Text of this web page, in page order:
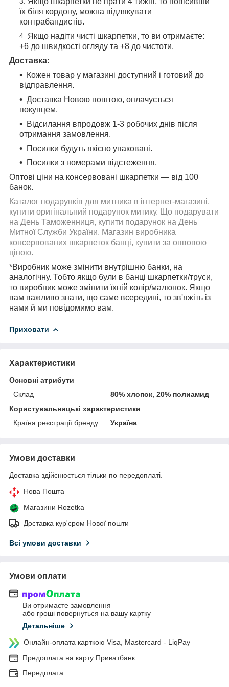
їх біля кордону, можна відлякувати
контрабандистів.
Якщо надіти чисті шкарпетки, то ви отримаєте:
+6 до швидкості огляду та +8 до чистоти.
Доставка:
Кожен товар у магазині доступний і готовий до
відправлення.
Доставка Новою поштою, оплачується
покупцем.
Відсилання впродовж 1-3 робочих днів після
отримання замовлення.
Посилки будуть якісно упаковані.
Посилки з номерами відстеження.
Оптові ціни на консервовані шкарпетки — від 100
банок.
Каталог подарунків для митника в інтернет-магазині,
купити оригінальний подарунок митику. Що подарувати
на День Таможенниця, купити подарунок на День
Митної Служби України. Магазин виробника
консервованих шкарпеток банці, купити за опвовою
ціною.
*Виробник може змінити внутрішню банки, на
аналогічну. Тобто якщо були в банці шкарпетки/труси,
то виробник може змінити їхній колір/малюнок. Якщо
вам важливо знати, що саме всередині, то зв'яжіть із
нами й ми повідомимо вам.
Приховати
Характеристики
Основні атрибути
Склад
80% хлопок, 20% полиамид
Користувальницькі характеристики
Країна реєстрації бренду
Україна
Умови доставки
Доставка здійснюється тільки по передоплаті.
Нова Пошта
Магазини Rozetka
Доставка кур'єром Нової пошти
Всі умови доставки
Умови оплати
Ви отримаєте замовлення
або гроші повернуться на вашу картку
Детальніше
Онлайн-оплата карткою Visa, Mastercard - LiqPay
Предоплата на карту Приватбанк
Передплата